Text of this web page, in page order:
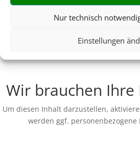
Nur technisch
Einstellungen
Wir brauchen Ihre
Um diesen Inhalt darzustellen,
werden ggf.